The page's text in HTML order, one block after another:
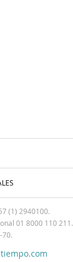
(1) 2940100.
01 8000 110 211.
70.